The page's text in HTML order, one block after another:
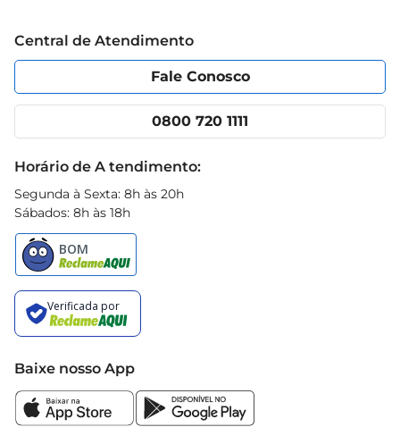
saborear este pão incrível.
Política de Privacidade
Portal do fornecedor
Cencosud Media
Código de Ética
App Prezunic
Central de Atendimento
Fale Conosco
0800 720 1111
Horário de A tendimento:
Segunda à Sexta: 8h às 20h
Sábados: 8h às 18h
Baixe nosso App